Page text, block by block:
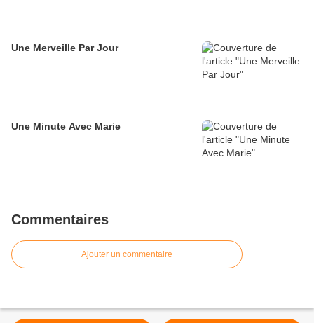
Une Merveille Par Jour
Une Minute Avec Marie
Commentaires
Ajouter un commentaire